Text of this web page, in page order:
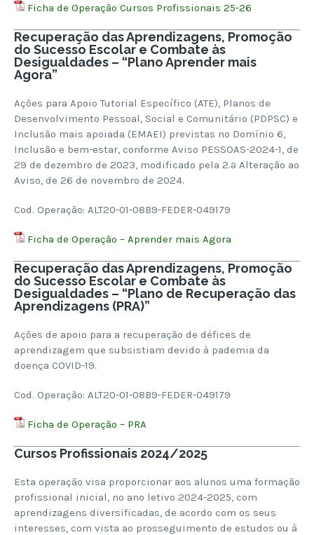
Ficha de Operação Cursos Profissionais 25-26
Recuperação das Aprendizagens, Promoção
do Sucesso Escolar e Combate às
Desigualdades – “Plano Aprender mais
Agora”
Ações para Apoio Tutorial Específico (ATE), Planos de
Desenvolvimento Pessoal, Social e Comunitário (PDPSC) e
Inclusão mais apoiada (EMAEI) previstas no Domínio 6,
Inclusão e bem-estar, conforme Aviso PESSOAS-2024-1, de
29 de dezembro de 2023, modificado pela 2.ª Alteração ao
Aviso, de 26 de novembro de 2024.
Cod. Operação: ALT20-01-08B9-FEDER-049179
Ficha de Operação – Aprender mais Agora
Recuperação das Aprendizagens, Promoção
do Sucesso Escolar e Combate às
Desigualdades – “Plano de Recuperação das
Aprendizagens (PRA)”
Ações de apoio para a recuperação de défices de
aprendizagem que subsistiam devido à pademia da
doença COVID-19.
Cod. Operação: ALT20-01-08B9-FEDER-049179
Ficha de Operação – PRA
Cursos Profissionais 2024/2025
Esta operação visa proporcionar aos alunos uma formação
profissional inicial, no ano letivo 2024-2025, com
aprendizagens diversificadas, de acordo com os seus
interesses, com vista ao prosseguimento de estudos ou à